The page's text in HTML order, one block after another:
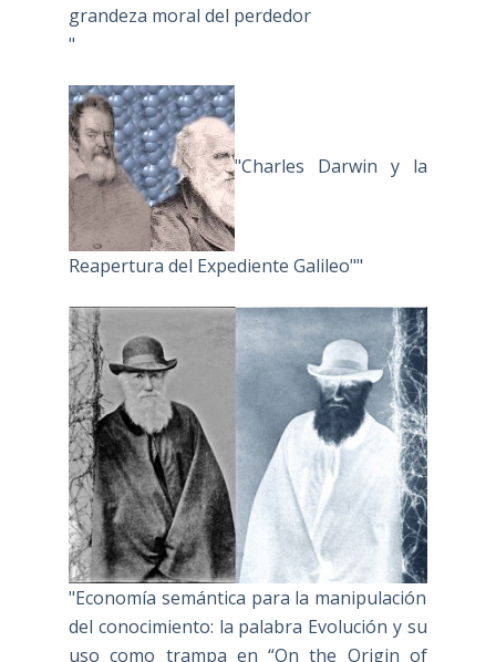
grandeza moral del perdedor
"
"Charles Darwin y la
Reapertura del Expediente Galileo""
"Economía semántica para la manipulación
del conocimiento: la palabra Evolución y su
uso como trampa en “On the Origin of